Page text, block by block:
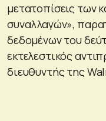
μετατοπίσεις των
συναλλαγών»,
δεδομένων του
εκτελεστικός
διευθυντής της